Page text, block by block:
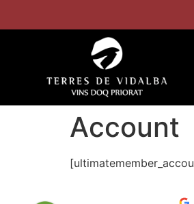
Account